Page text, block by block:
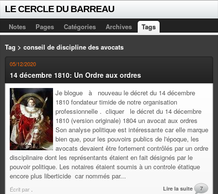
LE CERCLE DU BARREAU
Notes Pages Catégories Archives Tags
Tag > conseil de discipline des avocats
05/12/2020
14 décembre 1810: Un Ordre aux ordres
Je blogue à nouveau le décret du 14 décembre
1810 fondateur timide de notre organisation
professionnelle . cliquer le décret du 14 décembre
1810 (version originale) 1804 un avocat aux ordres
Son analyse politique est intéressante car elle marque
bien que, pour les pouvoirs publics de l'époque, les
avocats devaient être fortement contrôlés par un ordre
disciplinaire dont les représentants étaient en fait désignés par le
pouvoir politique. Les notaires étaient soumis à un controle étatique
encore plus liberticide car nommés par...
Écrit par Lire la suite 7